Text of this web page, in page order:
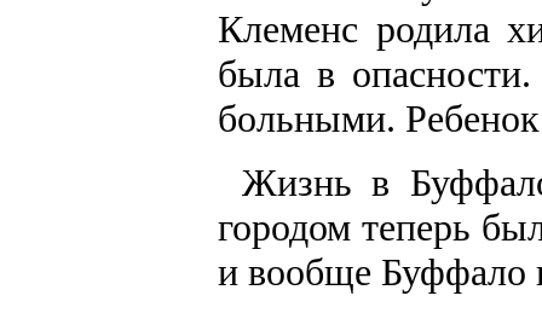
Клеменс родила
была в
больными.
Жизнь в
городом теперь
и вообще Буффало